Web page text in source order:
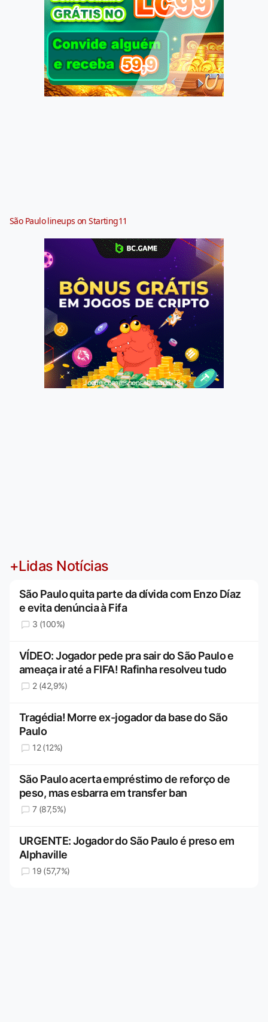
São Paulo lineups on Starting11
Jogue com responsabilidade. 18+
+Lidas Notícias
São Paulo quita parte da dívida com Enzo Díaz
e evita denúncia à Fifa
3 (100%)
VÍDEO: Jogador pede pra sair do São Paulo e
ameaça ir até a FIFA! Rafinha resolveu tudo
2 (42,9%)
Tragédia! Morre ex-jogador da base do São
Paulo
12 (12%)
São Paulo acerta empréstimo de reforço de
peso, mas esbarra em transfer ban
7 (87,5%)
URGENTE: Jogador do São Paulo é preso em
Alphaville
19 (57,7%)